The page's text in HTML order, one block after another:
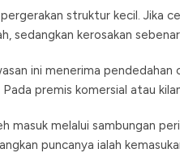
struktur kecil.
sedangkan kerosakan
ini menerima
premis komersial atau
masuk melalui sambungan
puncanya ialah